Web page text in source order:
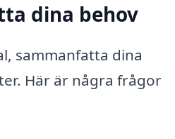
dina behov
sammanfatta dina
Här är några frågor